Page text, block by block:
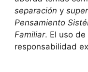
separación y
Pensamiento
Familiar. El uso
responsabilidad